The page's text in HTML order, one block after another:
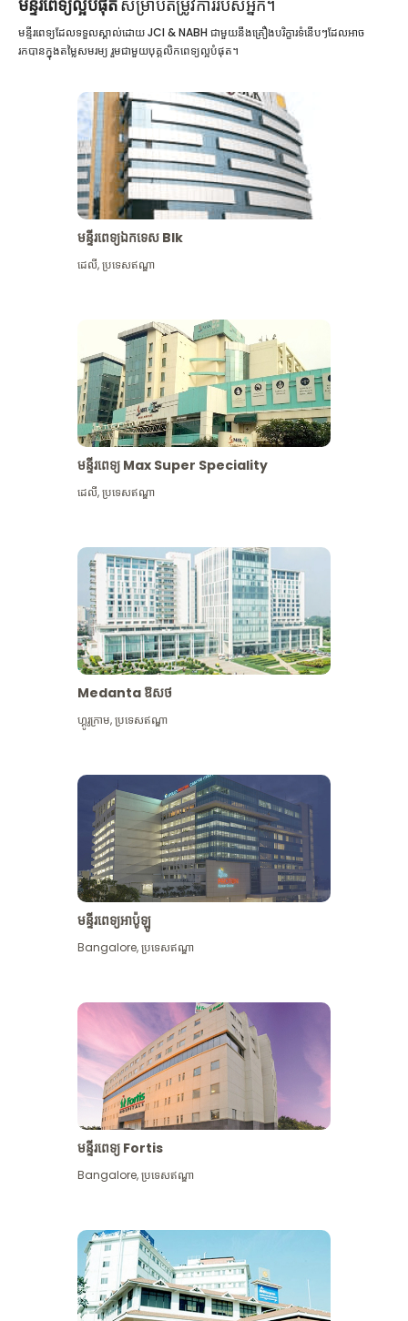
មន្ទីរពេទ្យល្អបំផុតសម្រាប់តម្រូវការរបស់អ្នក។
មើល​ច្រើន​ទៀត
មន្ទីរពេទ្យដែលទទួលស្គាល់ដោយ JCI & NABH ជាមួយនឹងគ្រឿងបរិក្ខារទំនើបៗដែលអាច
រកបានក្នុងតម្លៃសមរម្យ រួមជាមួយបុគ្គលិកពេទ្យល្អបំផុត។
មន្ទីរពេទ្យឯកទេស Blk
ដេលី,ប្រទេសឥណ្ឌា
មន្ទីរពេទ្យ Max Super Speciality
ដេលី,ប្រទេសឥណ្ឌា
Medanta ឱសថ
ហ្គូរូក្រាម,ប្រទេសឥណ្ឌា
មន្ទីរពេទ្យអាប៉ូឡូ
Bangalore,ប្រទេសឥណ្ឌា
មន្ទីរពេទ្យ Fortis
Bangalore,ប្រទេសឥណ្ឌា